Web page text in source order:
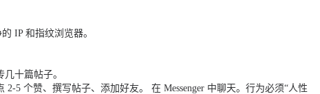
IP 和指纹浏览器。
十篇帖子。
5 个赞、撰写帖子、添加好友。 在 Messenger 中聊天。行为必须“人性